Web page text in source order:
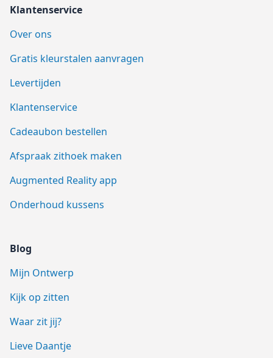
Klantenservice
Over ons
Gratis kleurstalen aanvragen
Levertijden
Klantenservice
Cadeaubon bestellen
Afspraak zithoek maken
Augmented Reality app
Onderhoud kussens
Blog
Mijn Ontwerp
Kijk op zitten
Waar zit jij?
Lieve Daantje